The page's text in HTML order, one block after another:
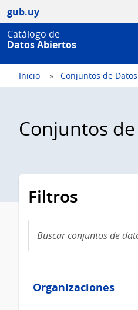
gub.uy
Catálogo de
Datos Abiertos
Inicio Conjuntos de Datos
Conjuntos
Filtros
conjuntos
de
Organizaciones
Organizaciones